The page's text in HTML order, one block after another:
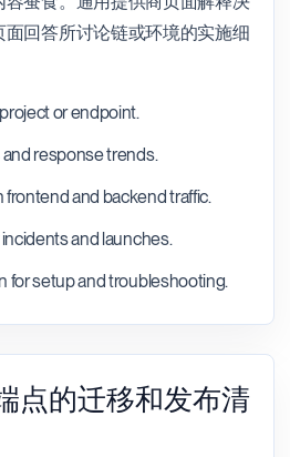
回答所讨论链或环境的实施细
or endpoint.
response trends.
and backend traffic.
and launches.
for setup and troubleshooting.
点的迁移和发布清